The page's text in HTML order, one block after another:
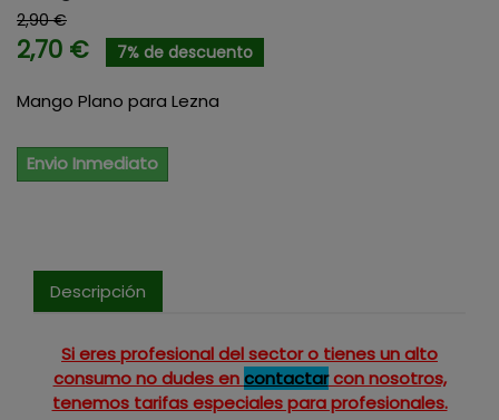
2,90 €
2,70 € 7% de descuento
Mango Plano para Lezna
Envio Inmediato
Descripción
Si eres profesional del sector o tienes un alto
consumo no dudes encontactarcon nosotros,
tenemos tarifas especiales para profesionales.